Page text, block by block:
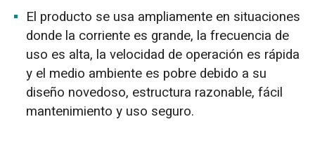
El producto se usa ampliamente en situaciones
donde la corriente es grande, la frecuencia de
uso es alta, la velocidad de operación es rápida
y el medio ambiente es pobre debido a su
diseño novedoso, estructura razonable, fácil
mantenimiento y uso seguro.